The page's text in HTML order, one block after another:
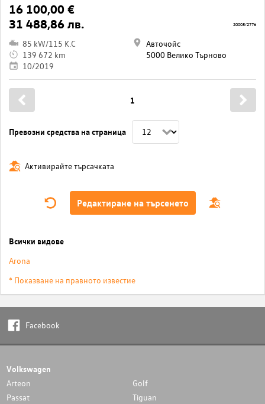
16 100,00 €
31 488,86 лв.
85 kW/115 K.C
139 672 km
10/2019
Авточойс
5000 Велико Търново
20005/2776
Превозни средства на страница
1
Активирайте търсачката
Редактиране на търсенето
Всички видове
Arona
* Показване на правното известие
Facebook
Volkswagen
Arteon
Golf
Passat
Tiguan